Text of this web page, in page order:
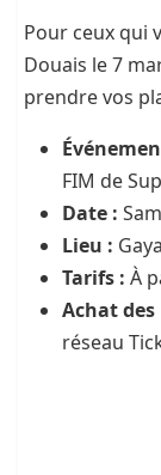
Pour ceux qui
Douais le 7
prendre vos
FIM de
Date :
Lieu :
Tarifs : À
Achat
réseau